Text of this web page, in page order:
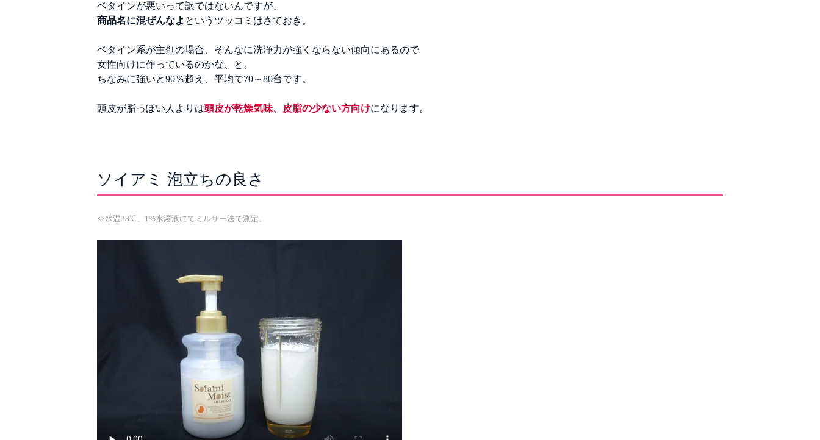
ベタインが悪いって訳ではないんですが、
商品名に混ぜんなよ というツッコミはさておき。
ベタイン系が主剤の場合、そんなに洗浄力が強くならない傾向にあるので
女性向けに作っているのかな、と。
ちなみに強いと90％超え、平均で70～80台です。
頭皮が脂っぽい人よりは頭皮が乾燥気味、皮脂の少ない方向けになります。
ソイアミ 泡立ちの良さ
※水温38℃、1%水溶液にてミルサー法で測定。